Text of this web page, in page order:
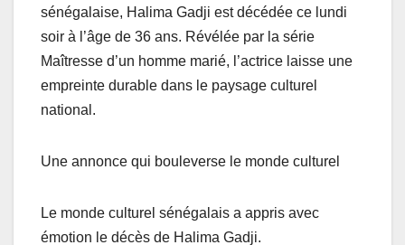
sénégalaise, Halima Gadji est décédée ce lundi
soir à l’âge de 36 ans. Révélée par la série
Maîtresse d’un homme marié, l’actrice laisse une
empreinte durable dans le paysage culturel
national.
Une annonce qui bouleverse le monde culturel
Le monde culturel sénégalais a appris avec
émotion le décès de Halima Gadji.